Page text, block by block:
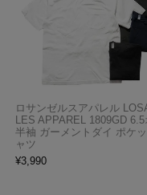
ロサンゼルスアパレル
LES APPAREL 1809GD 6.5
半袖 ガーメントダイ ポケ
ャツ
¥3,990